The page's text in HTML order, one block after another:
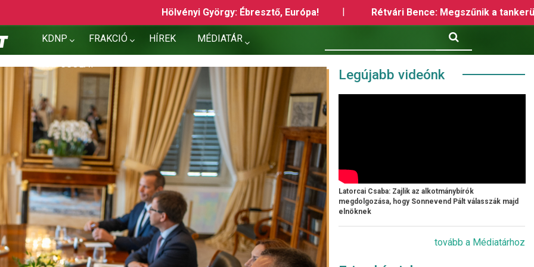
Rétvári Bence: Megszűnik a tankerületek maradék szabadsága is +
KDNP FRAKCIÓ HÍREK MÉDIATÁR
Legújabb videónk
Latorcai Csaba: Zajlik az alkotmánybírók
megdolgozása, hogy Sonnevend Pált válasszák majd
elnöknek
tovább a Médiatárhoz